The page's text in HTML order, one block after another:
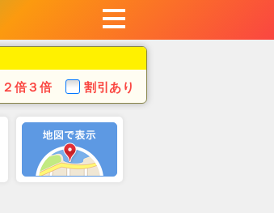
２倍３倍 割引あり